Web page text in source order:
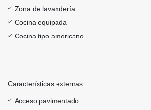
Zona de lavandería
Cocina equipada
Cocina tipo americano
Características externas :
Acceso pavimentado